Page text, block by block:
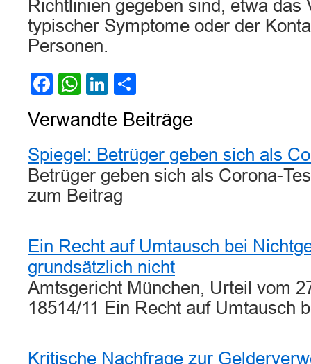
Richtlinien gegeben sind, etwa das
typischer Symptome oder der
Personen.
Facebook
WhatsApp
LinkedIn
Verwandte Beiträge
Spiegel: Betrüger geben sich als
Betrüger geben sich als Corona-
zum Beitrag
Ein Recht auf Umtausch bei
grundsätzlich nicht
Amtsgericht München, Urteil vom
18514/11 Ein Recht auf Umtausch
Kritische Nachfrage zur